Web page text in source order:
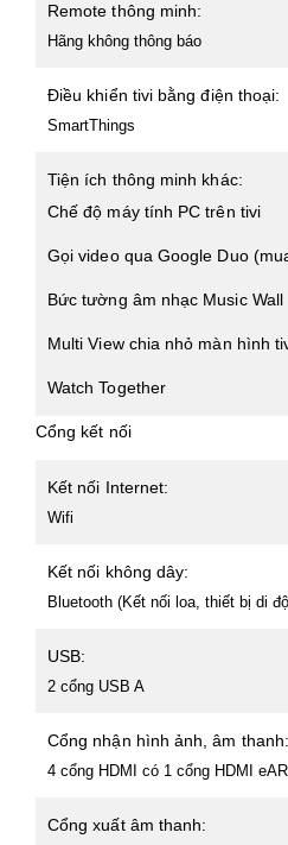
Remote thông minh:
Hãng không thông báo
Điều khiển tivi bằng điện thoại:
SmartThings
Tiện ích thông minh khác:
Chế độ máy tính PC trên tivi
Gọi video qua Google Duo
Bức tường âm nhạc Music Wall
Multi View chia nhỏ màn hình
Watch Together
Cổng kết nối
Kết nối Internet:
Wifi
Kết nối không dây:
Bluetooth (Kết nối loa, thiết bị di
USB:
2 cổng USB A
Cổng nhận hình ảnh, âm thanh:
4 cổng HDMI có 1 cổng HDMI
Cổng xuất âm thanh: